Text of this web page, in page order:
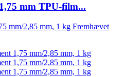
mm TPU-film...